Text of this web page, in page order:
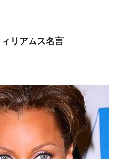
リアムス名言